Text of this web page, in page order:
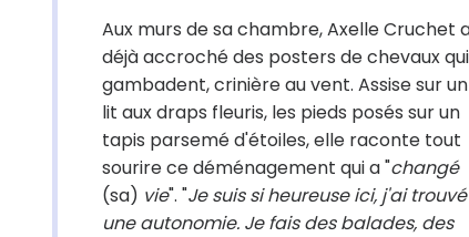
Aux murs de sa chambre, Axelle Cruchet
déjà accroché des posters de chevaux qui
gambadent, crinière au vent. Assise sur un
lit aux draps fleuris, les pieds posés sur un
tapis parsemé d'étoiles, elle raconte tout
sourire ce déménagement qui a "changé
(sa) vie". "Je suis si heureuse ici, j'ai trouvé
une autonomie. Je fais des balades, des